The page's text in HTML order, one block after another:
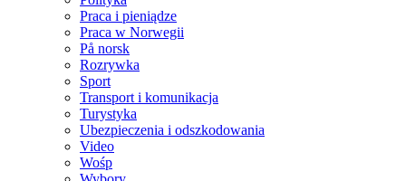
Praca i pieniądze
Praca w Norwegii
På norsk
Rozrywka
Sport
Transport i komunikacja
Turystyka
Ubezpieczenia i odszkodowania
Video
Wośp